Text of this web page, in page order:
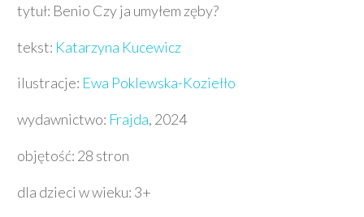
tytuł: Benio Czy ja umyłem zęby?
tekst: Katarzyna Kucewicz
ilustracje: Ewa Poklewska-Koziełło
wydawnictwo: Frajda, 2024
objętość: 28 stron
dla dzieci w wieku: 3+